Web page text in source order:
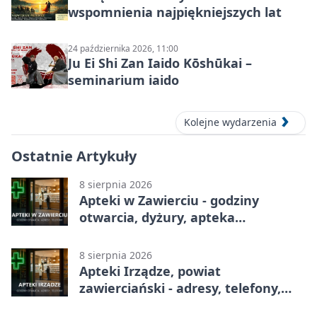
wspomnienia najpiękniejszych lat
24 października 2026, 11:00
Ju Ei Shi Zan Iaido Kōshūkai –
seminarium iaido
Kolejne wydarzenia
Ostatnie Artykuły
8 sierpnia 2026
Apteki w Zawierciu - godziny
otwarcia, dyżury, apteka
8 sierpnia 2026
Apteki Irządze, powiat
zawierciański - adresy, telefony,